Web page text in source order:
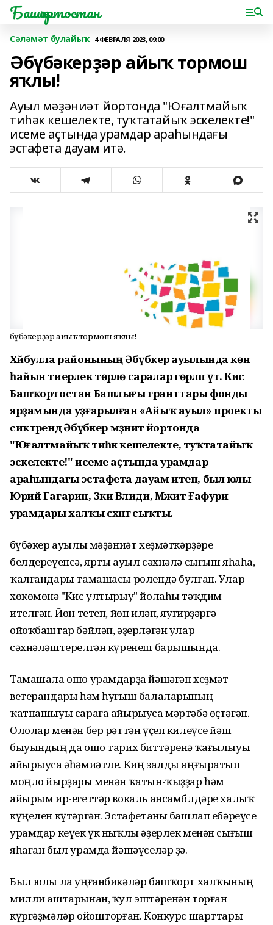
Башҡортостан
Сәләмәт булайыҡ 4 ФЕВРАЛЯ 2023, 09:00
Әбүбәкерҙәр айыҡ тормош
яҡлы!
Ауыл мәҙәниәт йортонда "Юғалтмайыҡ
тиһәк кешелекте, туҡтатайыҡ эскелекте!"
исеме аҫтында урамдар араһындағы
эстафета дауам итә.
Әбүбәкерҙәр айыҡ тормош яҡлы!
Хәйбулла районының Әбүбәкер ауылында көн
һайын тиерлек төрлө саралар гөрләп үтә. Кисә
Башҡортостан Башлығы гранттары фонды
ярҙамында уҙғарылған «Айыҡ ауыл» проекты
сиктәрендә Әбүбәкер мәҙәниәт йортонда
"Юғалтмайыҡ тиһәк кешелекте, туҡтатайыҡ
эскелекте!" исеме аҫтында урамдар
араһындағы эстафета дауам итеп, был юлы
Юрий Гагарин, Зәки Вәлиди, Мәжит Ғафури
урамдары халҡы сәхнәгә сыҡты.
Әбүбәкер ауылы мәҙәниәт хеҙмәткәрҙәре
белдереүенсә, ярты ауыл сәхнәлә сығыш яһаһа,
ҡалғандары тамашасы ролендә булған. Улар
хөкөмөнә "Кис ултырыу" йолаһы тәҡдим
ителгән. Йөн тетеп, йөн иләп, яугирҙәргә
ойоҡбаштар бәйләп, әҙерләгән улар
сәхнәләштерелгән күренеш барышында.
Тамашала ошо урамдарҙа йәшәгән хеҙмәт
ветерандары һәм һуғыш балаларының
ҡатнашыуы сараға айырыуса мәртәбә өҫтәгән.
Ололар менән бер рәттән үҫеп килеүсе йәш
быуындың да ошо тарих биттәренә ҡағылыуы
айырыуса әһәмиәтле. Киң залды яңғыратып
моңло йырҙары менән ҡатын-ҡыҙҙар һәм
айырым ир-егеттәр вокаль ансамблдәре халыҡ
күңелен күтәргән. Эстафетаны башлап ебәреүсе
урамдар кеүек үк ныҡлы әҙерлек менән сығыш
яһаған был урамда йәшәүселәр ҙә.
Был юлы ла уңғанбикәләр башҡорт халҡының
милли аштарынан, ҡул эштәренән торған
күргәҙмәләр ойошторған. Конкурс шарттары